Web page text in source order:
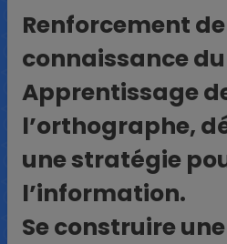
Renforcement
connaissance
Apprentissage
l’orthographe,
une stratégie
l’information.
Se construire une